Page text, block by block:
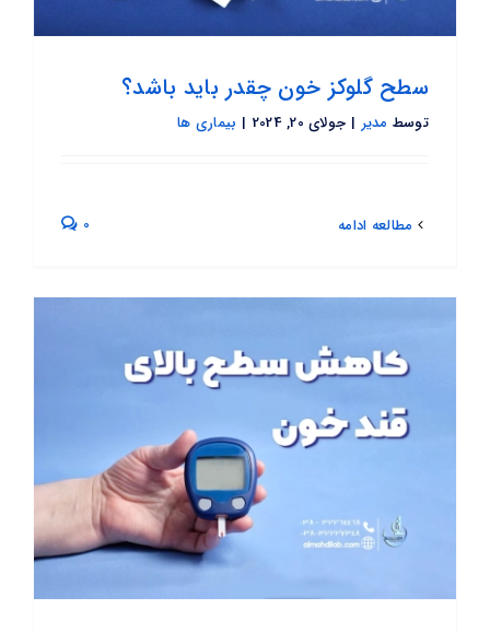
سطح گلوکز خون چقدر باید باشد؟
توسط مدیر | جولای 20, 2024 | بیماری ها
مطالعه ادامه 0